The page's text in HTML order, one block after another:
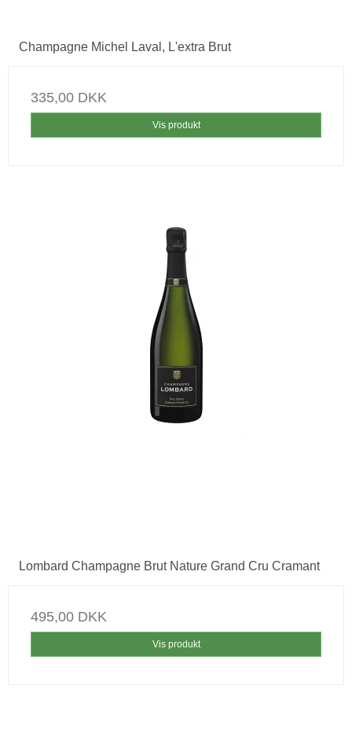
Champagne Michel Laval, L'extra Brut
335,00 DKK
Vis produkt
Lombard Champagne Brut Nature Grand Cru Cramant
495,00 DKK
Vis produkt